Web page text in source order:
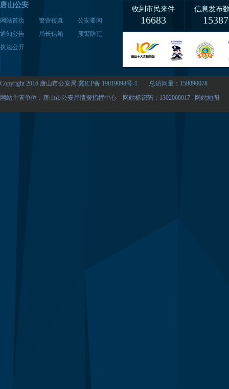
唐山公安
网站首页 警营传真
公安要闻
通知公告
局长信箱
预警防范
执法公开
收到市民来件
16683
信息发布
15387
Copyright 2016 唐山市公安局 冀ICP备 19019098号-1
总访问量：158090078
网站主管单位：唐山市公安局情报指挥中心 网站标识码：1302000017
网站地图